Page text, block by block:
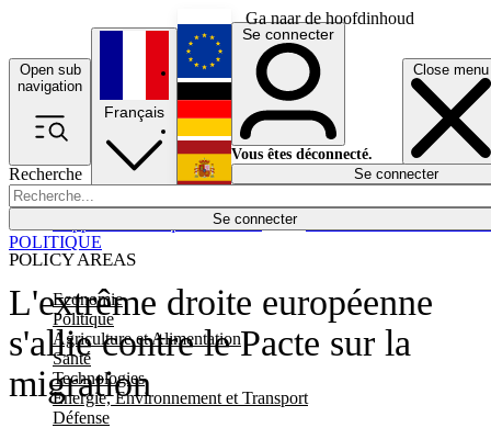
Ga naar de hoofdinhoud
Open sub
navigation
Close menu
Recherche
Se connecter
POLICY AREAS
Economie
Politique
Agriculture et Alimentation
Santé
Technologies
Energie, Environnement et Transport
Défense
Économie
Français
English
Deutsch
Español
Se connecter
Vous êtes déconnecté.
Se connecter
L'extrême droite européenne
s'allie contre le Pacte sur la
migration
POLITIQUE